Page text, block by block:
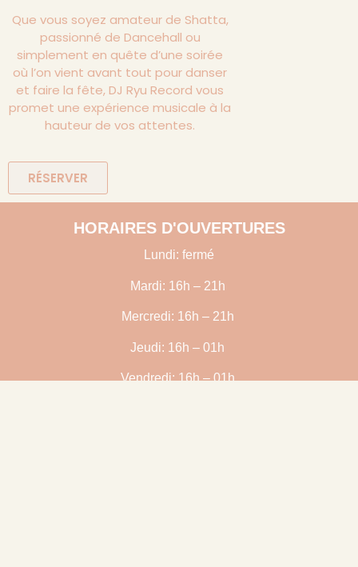
Que vous soyez amateur de Shatta,
passionné de Dancehall ou
simplement en quête d’une soirée
où l’on vient avant tout pour danser
et faire la fête, DJ Ryu Record vous
promet une expérience musicale à la
hauteur de vos attentes.
RÉSERVER
HORAIRES D'OUVERTURES
Lundi: fermé
Mardi: 16h – 21h
Mercredi: 16h – 21h
Jeudi: 16h – 01h
Vendredi: 16h – 01h